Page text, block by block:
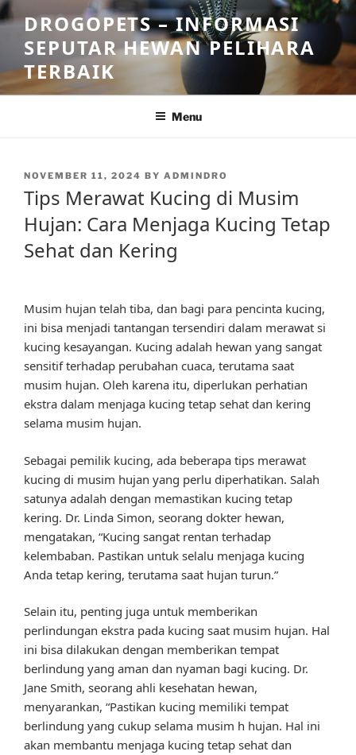
Skip
to
content
DROGOPETS – INFORMASI
SEPUTAR HEWAN PELIHARA
TERBAIK
Menu
POSTED
ON
NOVEMBER 11, 2024 BY ADMINDRO
Tips Merawat Kucing di Musim
Hujan: Cara Menjaga Kucing Tetap
Sehat dan Kering
Musim hujan telah tiba, dan bagi para pencinta kucing,
ini bisa menjadi tantangan tersendiri dalam merawat si
kucing kesayangan. Kucing adalah hewan yang sangat
sensitif terhadap perubahan cuaca, terutama saat
musim hujan. Oleh karena itu, diperlukan perhatian
ekstra dalam menjaga kucing tetap sehat dan kering
selama musim hujan.
Sebagai pemilik kucing, ada beberapa tips merawat
kucing di musim hujan yang perlu diperhatikan. Salah
satunya adalah dengan memastikan kucing tetap
kering. Dr. Linda Simon, seorang dokter hewan,
mengatakan, “Kucing sangat rentan terhadap
kelembaban. Pastikan untuk selalu menjaga kucing
Anda tetap kering, terutama saat hujan turun.”
Selain itu, penting juga untuk memberikan
perlindungan ekstra pada kucing saat musim hujan. Hal
ini bisa dilakukan dengan memberikan tempat
berlindung yang aman dan nyaman bagi kucing. Dr.
Jane Smith, seorang ahli kesehatan hewan,
menyarankan, “Pastikan kucing memiliki tempat
berlindung yang cukup selama musim h hujan. Hal ini
akan membantu menjaga kucing tetap sehat dan